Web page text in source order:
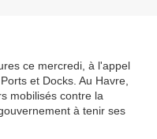
ce mercredi, à l'appel
et Docks. Au Havre,
mobilisés contre la
à tenir ses